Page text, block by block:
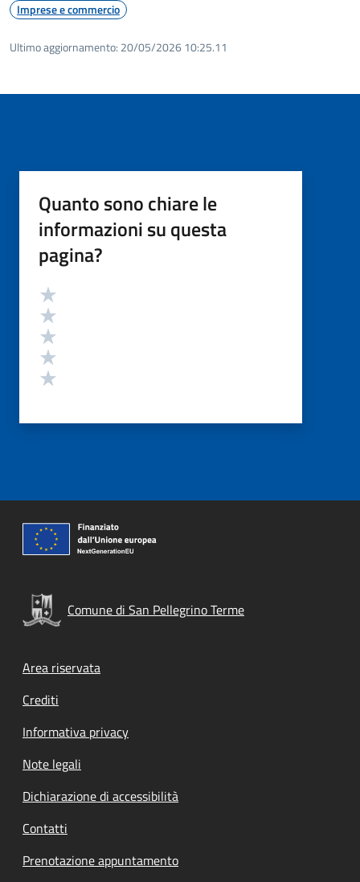
Imprese e commercio
Ultimo aggiornamento: 20/05/2026 10:25.11
Quanto sono chiare le
informazioni su questa
pagina?
Valutazione
Comune di San Pellegrino Terme
Footer menu
Area riservata
Crediti
Informativa privacy
Note legali
Dichiarazione di accessibilità
Contatti
Prenotazione appuntamento